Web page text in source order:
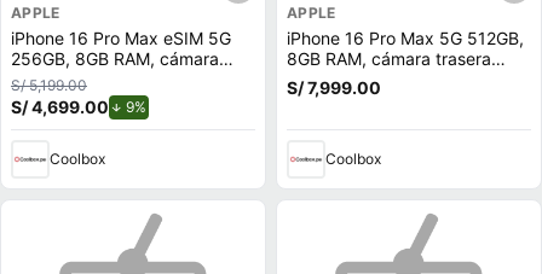
APPLE
iPhone 16 Pro Max eSIM 5G
256GB, 8GB RAM, cámara
trasera 48MP y frontal 12MP,
6.9"", Black-Titanium
S/ 5,199.00
S/ 4,699.00 9%
Coolbox
APPLE
iPhone 16 Pro Max 5G 512GB,
8GB RAM, cámara trasera
48MP y frontal 12MP, 6.9"",
White-Titanium
S/ 7,999.00
Coolbox